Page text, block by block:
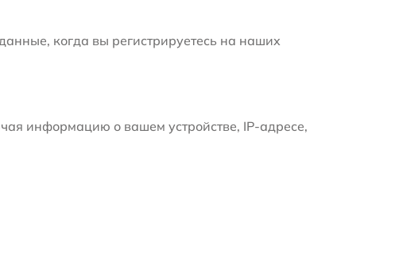
когда вы регистрируетесь на наших
информацию о вашем устройстве, IP-адресе,